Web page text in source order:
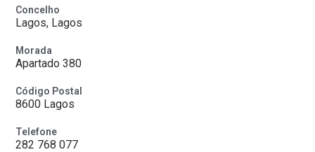
Concelho
Lagos, Lagos
Morada
Apartado 380
Código Postal
8600 Lagos
Telefone
282 768 077